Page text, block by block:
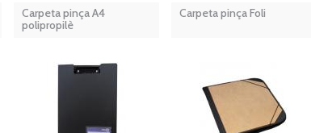
Carpeta pinça A4
polipropilè
Carpeta pinça Foli